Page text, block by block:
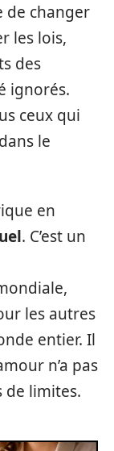
de changer
les lois,
des
ignorés.
ceux qui
le
en
. C’est un
les autres
entier. Il
n’a pas
de limites.